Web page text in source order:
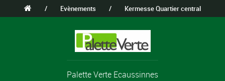
/ Evènements / Kermesse Quartier central
Palette Verte Ecaussinnes